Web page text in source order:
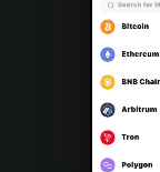
Português
Bahasa Indonesia